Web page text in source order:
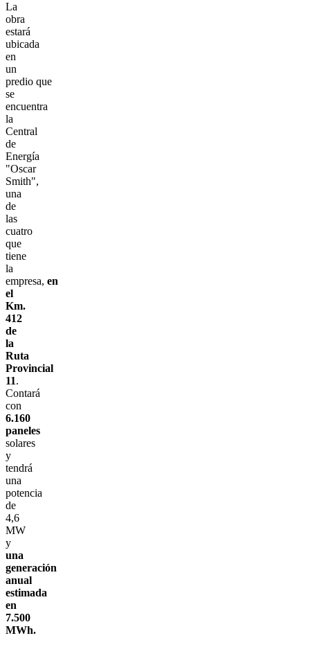
La
obra
estará
ubicada
en
un
predio que
se
encuentra
la
Central
de
Energía
"Oscar
Smith",
una
de
las
cuatro
que
tiene
la
empresa, en
el
Km.
412
de
la
Ruta
Provincial
11.
Contará
con
6.160
paneles
solares
y
tendrá
una
potencia
de
4,6
MW
y
una
generación
anual
estimada
en
7.500
MWh.